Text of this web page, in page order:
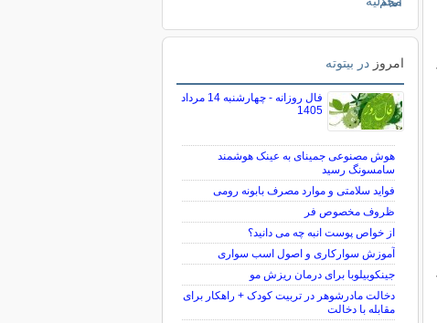
امروز در بیتوته
فال روزانه - چهارشنبه 14 مرداد
1405
هوش مصنوعی جمینای به عینک هوشمند
سامسونگ رسید
فواید سلامتی و موارد مصرف بابونه رومی
ظروف مخصوص فر
از خواص پوست انبه چه می دانید؟
آموزش سوارکاری و اصول اسب سواری
جینکوبیلوبا برای درمان ریزش مو
دخالت مادرشوهر در تربیت کودک + راهکار برای
مقابله با دخالت